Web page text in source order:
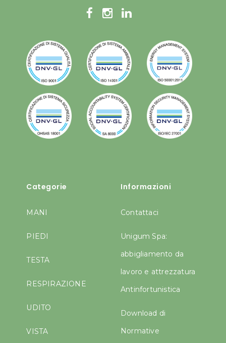
Categorie
MANI
PIEDI
TESTA
RESPIRAZIONE
UDITO
VISTA
Informazioni
Contattaci
Unigum Spa:
abbigliamento da
lavoro e attrezzatura
Antinfortunistica
Download di
Normative